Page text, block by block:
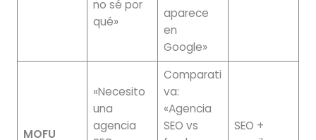
no sé por
qué»
aparece
en
Google»
MOFU
«Necesito
una
agencia
Comparati
va:
«Agencia
SEO vs
SEO +